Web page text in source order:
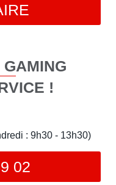
!
: 9h30 - 13h30)
02